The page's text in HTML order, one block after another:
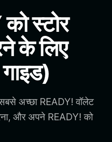
स्टोर
के लिए
अच्छा READY! वॉलेट
और अपने READY! को